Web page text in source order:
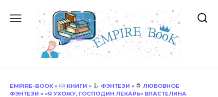
содержанию
EMPIRE-BOOK » КНИГИ » ФЭНТЕЗИ »
ЛЮБОВНОЕ
ФЭНТЕЗИ » «Я УХОЖУ, ГОСПОДИН ЛЕКАРЬ» ВЛАСТЕЛИНА